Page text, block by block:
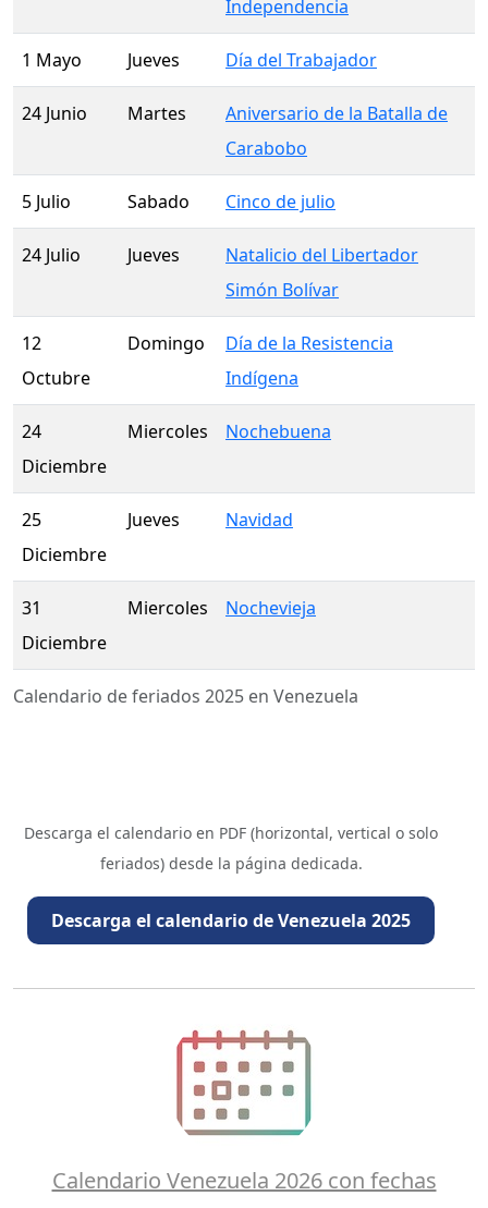
Calendario de feriados 2025 en Venezuela
Independencia
1 Mayo Jueves Día del Trabajador
24 Junio Martes
Aniversario de la Batalla de
Carabobo
5 Julio Sabado Cinco de julio
24 Julio Jueves
Natalicio del Libertador
Simón Bolívar
12
Octubre
Domingo
Día de la Resistencia
Indígena
24
Diciembre
Miercoles Nochebuena
25
Diciembre
Jueves Navidad
31
Diciembre
Miercoles Nochevieja
Descarga el calendario en PDF (horizontal, vertical o solo
feriados) desde la página dedicada.
Descarga el calendario de Venezuela 2025
Calendario Venezuela 2026 con fechas